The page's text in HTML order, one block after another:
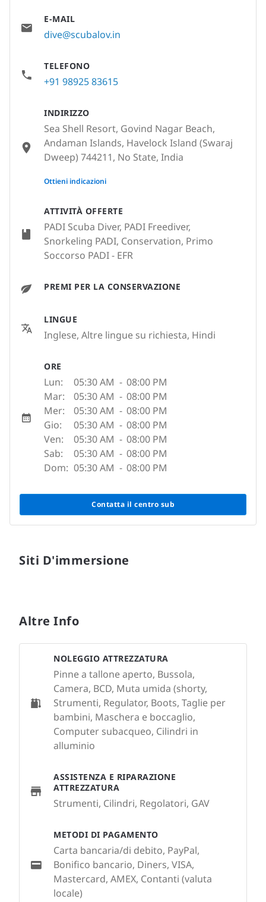
ATTIVITÀ OFFERTE
PADI Scuba Diver, PADI Freediver,
Snorkeling PADI, Conservation, Primo
Soccorso PADI - EFR
PREMI PER LA CONSERVAZIONE
LINGUE
Inglese, Altre lingue su richiesta, Hindi
ORE
Lun: 05:30 AM - 08:00 PM
Mar:
05:30 AM - 08:00 PM
Mer:
05:30 AM - 08:00 PM
Gio:
05:30 AM - 08:00 PM
Ven:
05:30 AM - 08:00 PM
Sab:
05:30 AM - 08:00 PM
Dom: 05:30 AM - 08:00 PM
Contatta il centro sub
E-MAIL
dive@scubalov.in
TELEFONO
+91 98925 83615
INDIRIZZO
Sea Shell Resort, Govind Nagar Beach,
Andaman Islands, Havelock Island (Swaraj
Dweep) 744211, No State, India
None
Ottieni indicazioni
Siti D'immersione
Altre Info
NOLEGGIO ATTREZZATURA
Pinne a tallone aperto, Bussola,
Camera, BCD, Muta umida (shorty,
Strumenti, Regulator, Boots, Taglie per
bambini, Maschera e boccaglio,
Computer subacqueo, Cilindri in
alluminio
ASSISTENZA E RIPARAZIONE
ATTREZZATURA
Strumenti, Cilindri, Regolatori, GAV
METODI DI PAGAMENTO
Carta bancaria/di debito, PayPal,
Bonifico bancario, Diners, VISA,
Mastercard, AMEX, Contanti (valuta
locale)